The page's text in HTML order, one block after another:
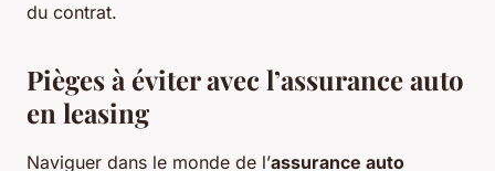
du contrat.
Pièges à éviter avec l’assurance auto
en leasing
Naviguer dans le monde de l’assurance auto